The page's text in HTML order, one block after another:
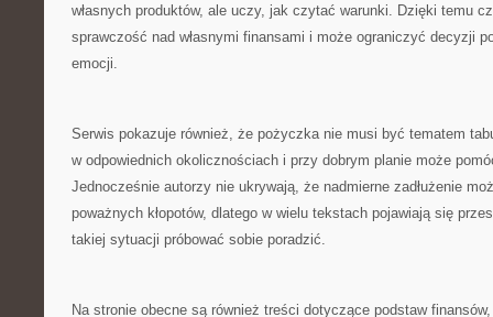
własnych produktów, ale uczy, jak czytać warunki. Dzięki temu
sprawczość nad własnymi finansami i może ograniczyć decyzji
emocji.
Serwis pokazuje również, że pożyczka nie musi być tematem
w odpowiednich okolicznościach i przy dobrym planie może
Jednocześnie autorzy nie ukrywają, że nadmierne zadłużenie
poważnych kłopotów, dlatego w wielu tekstach pojawiają się
takiej sytuacji próbować sobie poradzić.
Na stronie obecne są również treści dotyczące podstaw